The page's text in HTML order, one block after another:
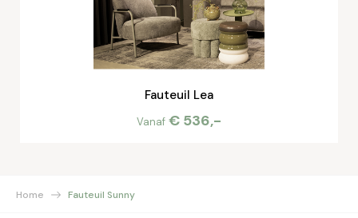
Fauteuil Lea
Vanaf € 536,-
Home Fauteuil Sunny